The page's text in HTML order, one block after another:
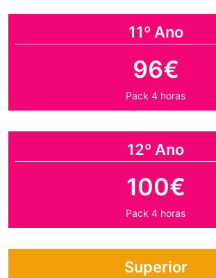
11º Ano
96€
Pack 4 horas
12º Ano
100€
Pack 4 horas
Superior